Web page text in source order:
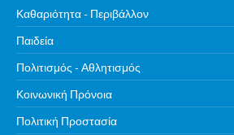
Καθαριότητα - Περιβάλλον
Παιδεία
Πολιτισμός - Αθλητισμός
Κοινωνική Πρόνοια
Πολιτική Προστασία